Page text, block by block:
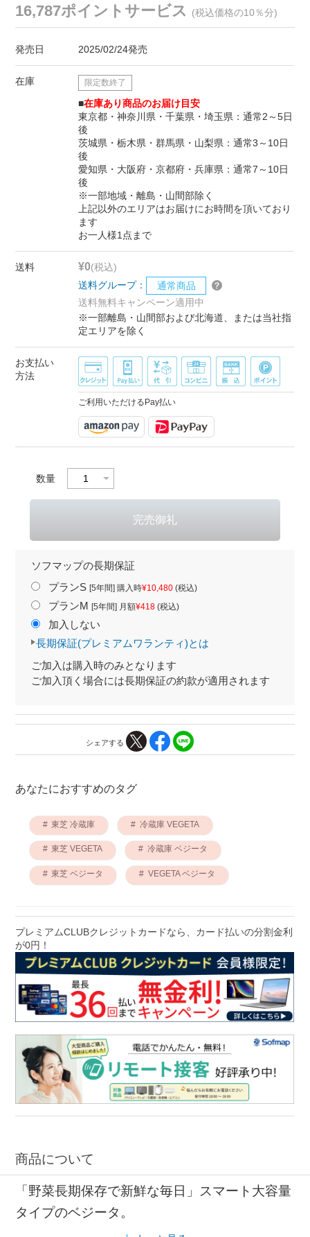
16,787ポイントサービス (税込価格の10％分)
発売日 2025/02/24発売
在庫 限定数終了
■在庫あり商品のお届け目安
東京都・神奈川県・千葉県・埼玉県：通常2～5日
後
茨城県・栃木県・群馬県・山梨県：通常3～10日
後
愛知県・大阪府・京都府・兵庫県：通常7～10日
後
※一部地域・離島・山間部除く
上記以外のエリアはお届けにお時間を頂いており
ます
お一人様1点まで
送料 ¥0(税込)
送料グループ：
通常商品
送料無料キャンペーン適用中
※一部離島・山間部および北海道、または当社指
定エリアを除く
お支払い
方法
ご利用いただけるPay払い
数量
ソフマップの長期保証
プランS [5年間] 購入時¥10,480(税込)
プランM [5年間] 月額¥418(税込)
加入しない
長期保証(プレミアムワランティ)とは
ご加入は購入時のみとなります
ご加入頂く場合には長期保証の約款が適用されます
シェアする
あなたにおすすめのタグ
東芝 冷蔵庫 冷蔵庫 VEGETA
東芝 VEGETA 冷蔵庫 ベジータ
東芝 ベジータ VEGETA ベジータ
プレミアムCLUBクレジットカードなら、カード払いの分割金利
が0円！
商品について
「野菜長期保存で新鮮な毎日」スマート大容量
タイプのベジータ。